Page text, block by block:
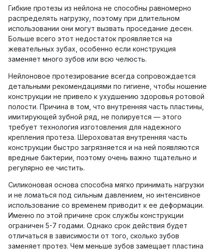
Гибкие протезы из нейлона не способны равномерно
распределять нагрузку, поэтому при длительном
использовании они могут вызвать проседание десен.
Больше всего этот недостаток проявляется на
жевательных зубах, особенно если конструкция
заменяет много зубов или всю челюсть.
Нейлоновое протезирование всегда сопровождается
детальными рекомендациями по гигиене, чтобы ношение
конструкции не привело к ухудшению здоровья ротовой
полости. Причина в том, что внутренняя часть пластины,
имитирующей зубной ряд, не полируется — этого
требует технология изготовления для надежного
крепления протеза. Шероховатая внутренняя часть
конструкции быстро загрязняется и на ней появляются
вредные бактерии, поэтому очень важно тщательно и
регулярно ее чистить.
Силиконовая основа способна мягко принимать нагрузки
и не ломаться под сильным давлением, но интенсивное
использование со временем приводит к ее деформации.
Именно по этой причине срок службы конструкции
ограничен 5-7 годами. Однако срок действия будет
отличаться в зависимости от того, сколько зубов
заменяет протез. Чем меньше зубов замещает пластина